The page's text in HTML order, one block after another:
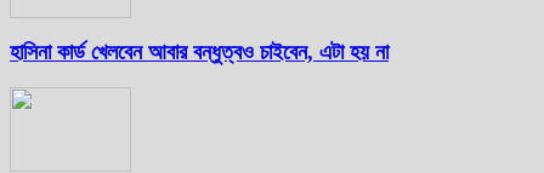
হাসিনা কার্ড খেলবেন আবার বন্ধুত্বও চাইবেন, এটা হয় না